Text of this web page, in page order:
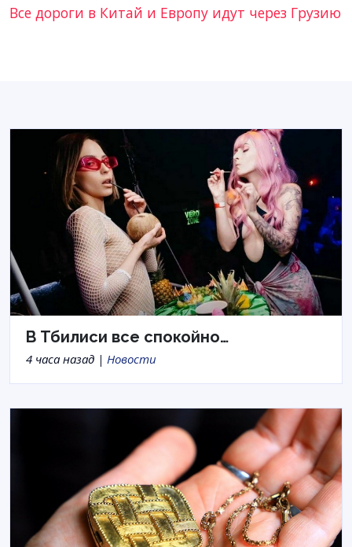
Все дороги в Китай и Европу идут через Грузию
В Тбилиси все спокойно…
4 часа назад | Новости